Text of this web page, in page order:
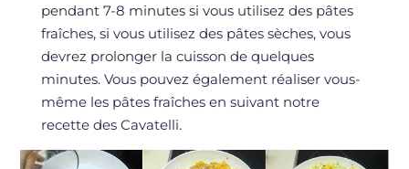
pendant 7-8 minutes si vous utilisez des pâtes
fraîches, si vous utilisez des pâtes sèches, vous
devrez prolonger la cuisson de quelques
minutes. Vous pouvez également réaliser vous-
même les pâtes fraîches en suivant notre
recette des Cavatelli.